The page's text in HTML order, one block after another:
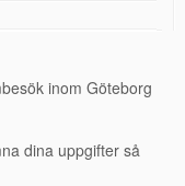
inom Göteborg
dina uppgifter så